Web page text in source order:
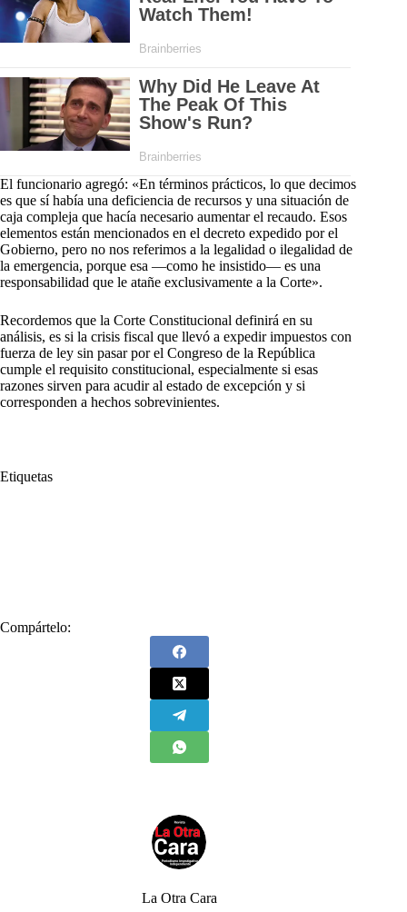
El funcionario agregó: «En términos prácticos, lo que decimos
es que sí había una deficiencia de recursos y una situación de
caja compleja que hacía necesario aumentar el recaudo. Esos
elementos están mencionados en el decreto expedido por el
Gobierno, pero no nos referimos a la legalidad o ilegalidad de
la emergencia, porque esa —como he insistido— es una
responsabilidad que le atañe exclusivamente a la Corte».
Recordemos que la Corte Constitucional definirá en su
análisis, es si la crisis fiscal que llevó a expedir impuestos con
fuerza de ley sin pasar por el Congreso de la República
cumple el requisito constitucional, especialmente si esas
razones sirven para acudir al estado de excepción y si
corresponden a hechos sobrevinientes.
Etiquetas
Compártelo:
La Otra Cara